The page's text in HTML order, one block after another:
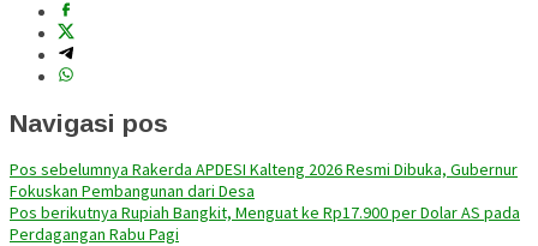
Navigasi pos
Pos sebelumnya Rakerda APDESI Kalteng 2026 Resmi Dibuka, Gubernur
Fokuskan Pembangunan dari Desa
Pos berikutnya Rupiah Bangkit, Menguat ke Rp17.900 per Dolar AS pada
Perdagangan Rabu Pagi